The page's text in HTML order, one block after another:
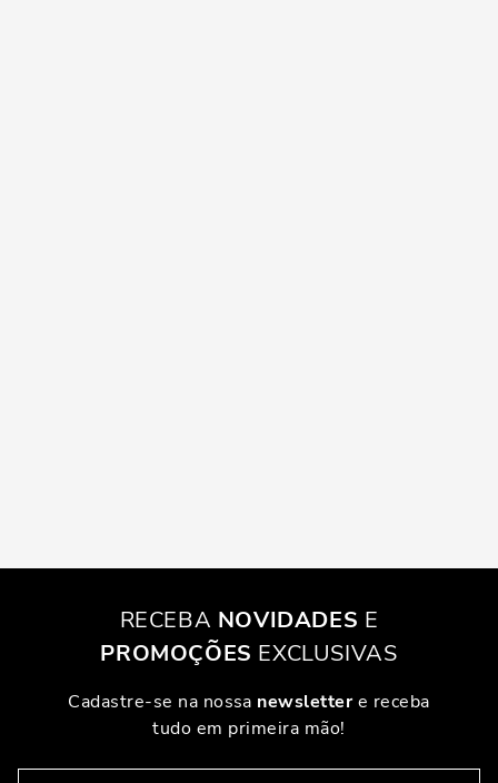
RECEBA NOVIDADES E
PROMOÇÕES EXCLUSIVAS
Cadastre-se na nossa newslettere receba
tudo em primeira mão!